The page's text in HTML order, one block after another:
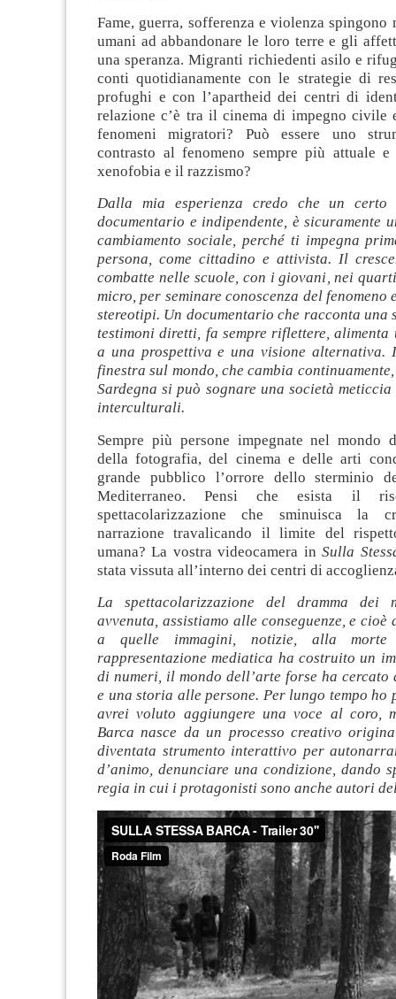
Fame, guerra, sofferenza e violenza
umani ad abbandonare le loro terre e gli
una speranza. Migranti richiedenti asilo e
conti quotidianamente con le strategie di
profughi e con l’apartheid dei centri di
relazione c’è tra il cinema di impegno civile
fenomeni migratori? Può essere uno
contrasto al fenomeno sempre più attuale e
xenofobia e il razzismo?
Dalla mia esperienza credo che un certo
documentario e indipendente, è sicuramente
cambiamento sociale, perché ti impegna
persona, come cittadino e attivista. Il
combatte nelle scuole, con i giovani, nei
micro, per seminare conoscenza del fenomeno
stereotipi. Un documentario che racconta una
testimoni diretti, fa sempre riflettere, alimenta
a una prospettiva e una visione alternativa.
finestra sul mondo, che cambia
Sardegna si può sognare una società
interculturali.
Sempre più persone impegnate nel mondo
della fotografia, del cinema e delle arti
grande pubblico l’orrore dello sterminio
Mediterraneo. Pensi che esista il
spettacolarizzazione che sminuisca la
narrazione travalicando il limite del
umana? La vostra videocamera inSulla
stata vissuta all’interno dei centri di
La spettacolarizzazione del dramma dei
avvenuta, assistiamo alle conseguenze, e cioè
a quelle immagini, notizie, alla
rappresentazione mediatica ha costruito un
di numeri, il mondo dell’arte forse ha cercato
e una storia alle persone. Per lungo tempo ho
avrei voluto aggiungere una voce al coro,
Barca nasce da un processo creativo
diventata strumento interattivo per
d’animo, denunciare una condizione, dando
regia in cui i protagonisti sono anche autori